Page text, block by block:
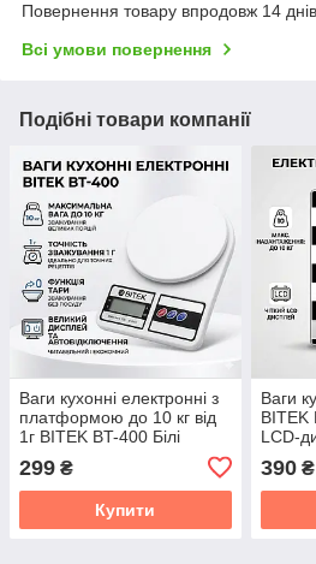
Повернення товару впродовж 14
Всі умови повернення
Подібні товари компанії
Ваги кухонні електронні з
платформою до 10 кг від
1г BITEK BT-400 Білі
299 ₴
Купити
Ваги
BITEK
LCD-
390₴